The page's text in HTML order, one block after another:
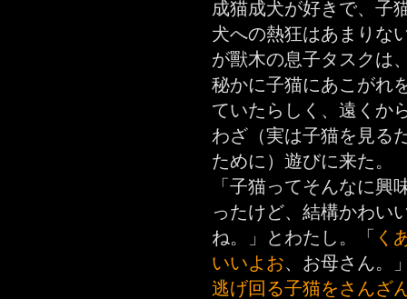
成猫成犬が好きで、子
犬への熱狂はあまりな
が獸木の息子タスクは
秘かに子猫にあこがれ
ていたらしく、遠くか
わざ（実は子猫を見る
ために）遊びに来た。
「子猫ってそんなに興
ったけど、結構かわい
ね。」とわたし。「 く
いいよお、お母さん。
逃げ回る子猫をさんざ